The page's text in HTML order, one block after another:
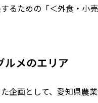
るための「＜外食・小
ルメのエリア
企画として、愛知県農